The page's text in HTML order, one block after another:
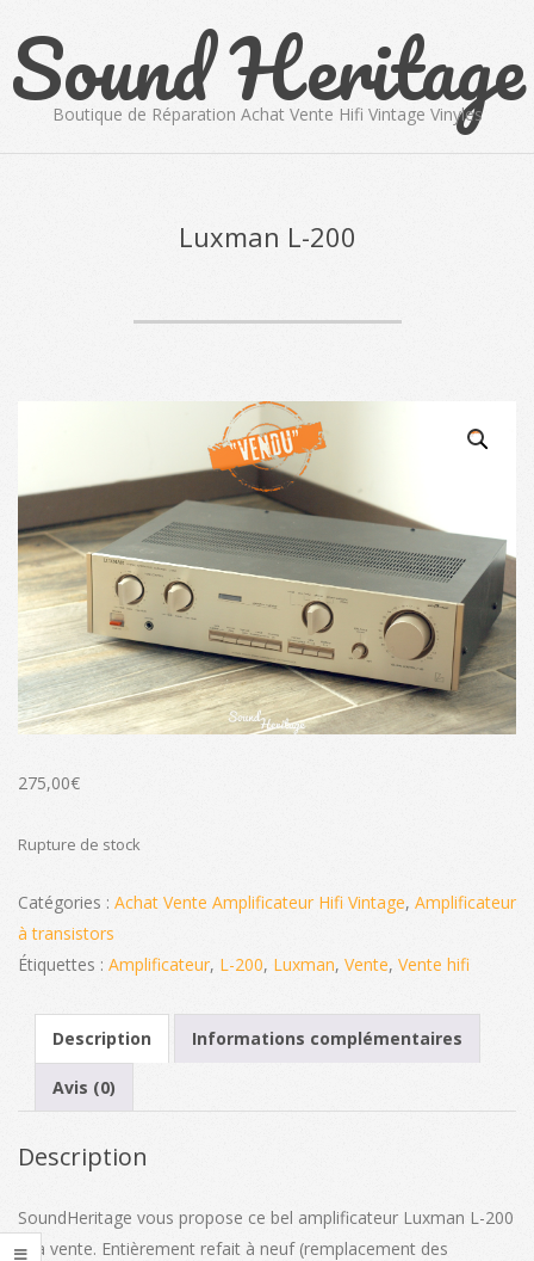
content
Sound Heritage
Boutique de Réparation Achat Vente Hifi Vintage Vinyles
Luxman L-200
275,00€
Rupture de stock
Catégories : Achat Vente Amplificateur Hifi Vintage, Amplificateur
à transistors
Étiquettes : Amplificateur, L-200, Luxman, Vente, Vente hifi
Description Informations complémentaires
Avis (0)
Description
SoundHeritage vous propose ce bel amplificateur Luxman L-200
à la vente. Entièrement refait à neuf (remplacement des